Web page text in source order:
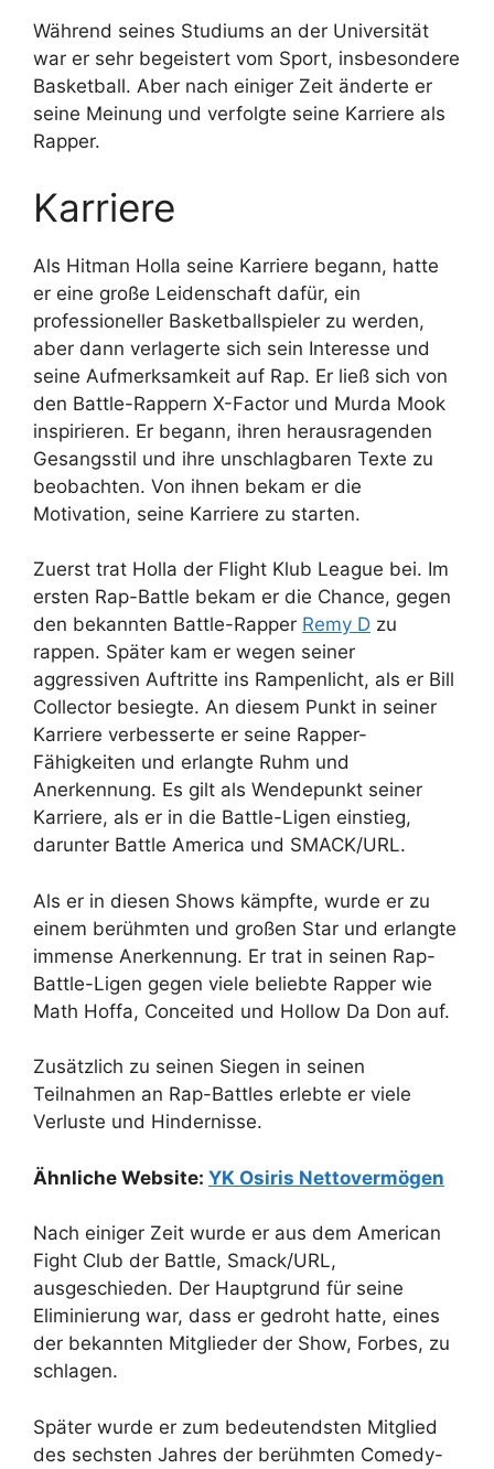
Während seines Studiums an der Universität
war er sehr begeistert vom Sport, insbesondere
Basketball. Aber nach einiger Zeit änderte er
seine Meinung und verfolgte seine Karriere als
Rapper.
Karriere
Als Hitman Holla seine Karriere begann, hatte
er eine große Leidenschaft dafür, ein
professioneller Basketballspieler zu werden,
aber dann verlagerte sich sein Interesse und
seine Aufmerksamkeit auf Rap. Er ließ sich von
den Battle-Rappern X-Factor und Murda Mook
inspirieren. Er begann, ihren herausragenden
Gesangsstil und ihre unschlagbaren Texte zu
beobachten. Von ihnen bekam er die
Motivation, seine Karriere zu starten.
Zuerst trat Holla der Flight Klub League bei. Im
ersten Rap-Battle bekam er die Chance, gegen
den bekannten Battle-Rapper Remy D zu
rappen. Später kam er wegen seiner
aggressiven Auftritte ins Rampenlicht, als er Bill
Collector besiegte. An diesem Punkt in seiner
Karriere verbesserte er seine Rapper-
Fähigkeiten und erlangte Ruhm und
Anerkennung. Es gilt als Wendepunkt seiner
Karriere, als er in die Battle-Ligen einstieg,
darunter Battle America und SMACK/URL.
Als er in diesen Shows kämpfte, wurde er zu
einem berühmten und großen Star und erlangte
immense Anerkennung. Er trat in seinen Rap-
Battle-Ligen gegen viele beliebte Rapper wie
Math Hoffa, Conceited und Hollow Da Don auf.
Zusätzlich zu seinen Siegen in seinen
Teilnahmen an Rap-Battles erlebte er viele
Verluste und Hindernisse.
Ähnliche Website: YK Osiris Nettovermögen
Nach einiger Zeit wurde er aus dem American
Fight Club der Battle, Smack/URL,
ausgeschieden. Der Hauptgrund für seine
Eliminierung war, dass er gedroht hatte, eines
der bekannten Mitglieder der Show, Forbes, zu
schlagen.
Später wurde er zum bedeutendsten Mitglied
des sechsten Jahres der berühmten Comedy-